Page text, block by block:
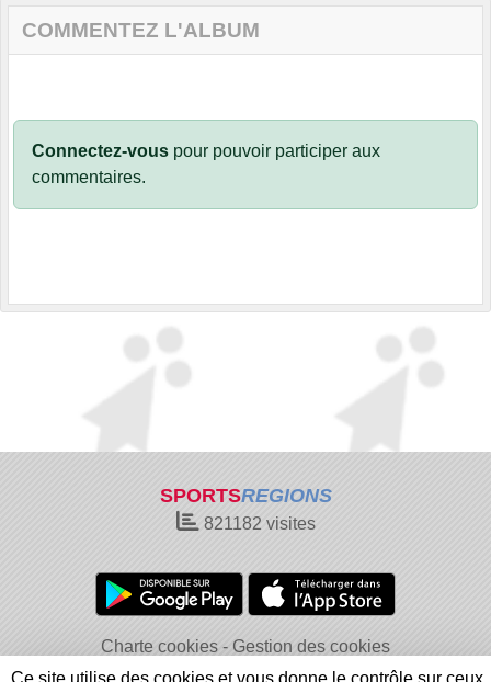
COMMENTEZ L'ALBUM
Connectez-vous pour pouvoir participer aux
commentaires.
SPORTSREGIONS
821182 visites
Charte cookies
Gestion des cookies
Informations légales
Signaler un contenu inapproprié
Ce site utilise des cookies et vous donne le contrôle sur ceux